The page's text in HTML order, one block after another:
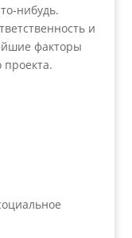
нибудь.
и
факторы
проекта.